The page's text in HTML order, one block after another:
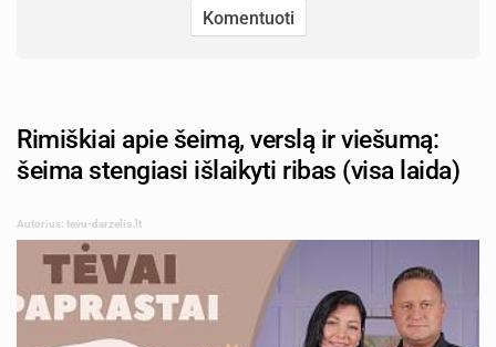
Rimiškiai apie šeimą, verslą ir viešumą:
šeima stengiasi išlaikyti ribas (visa laida)
Autorius: tevu-darzelis.lt